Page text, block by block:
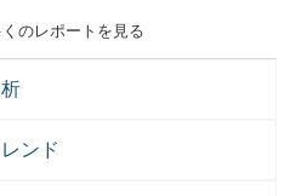
のレポートを見る
ンド